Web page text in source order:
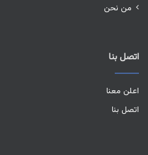
من نحن
اتصل بنا
اعلن معنا
اتصل بنا